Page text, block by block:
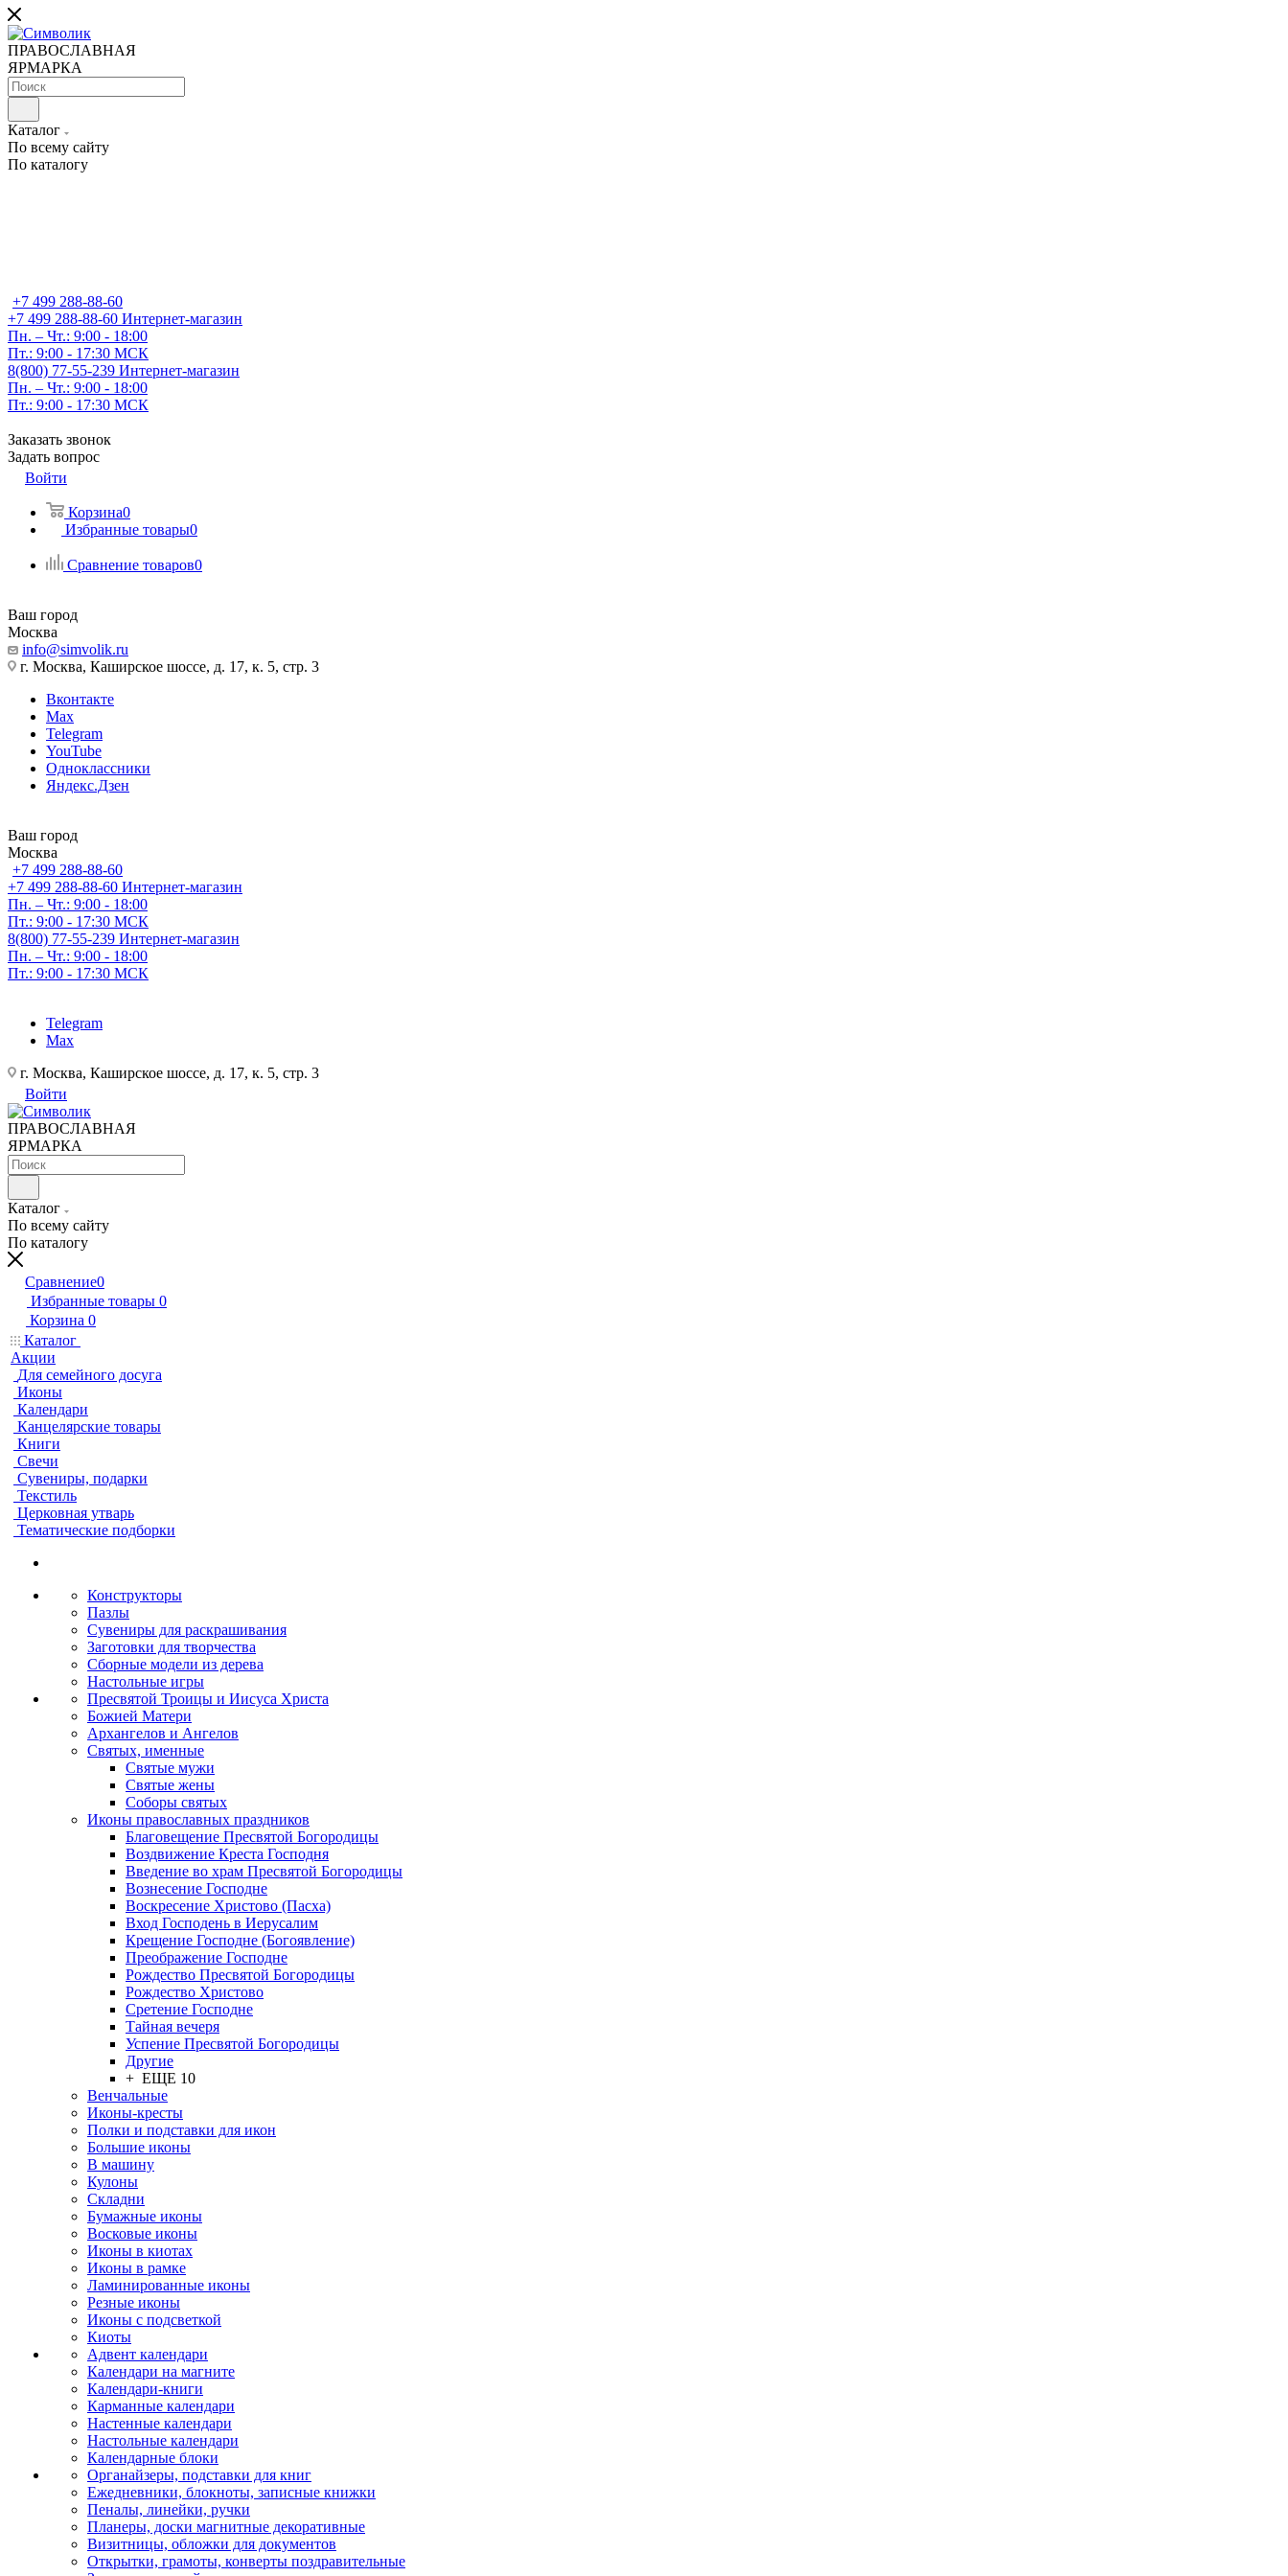
ПРАВОСЛАВНАЯ
ЯРМАРКА
Каталог
По всему сайту
По каталогу
+7 499 288-88-60
+7 499 288-88-60 Интернет-магазин
Пн. – Чт.: 9:00 - 18:00
Пт.: 9:00 - 17:30 МСК
8(800) 77-55-239 Интернет-магазин
Пн. – Чт.: 9:00 - 18:00
Пт.: 9:00 - 17:30 МСК
Заказать звонок
Задать вопрос
Войти
Корзина0
Избранные товары0
Сравнение товаров0
Ваш город
Москва
info@simvolik.ru
г. Москва, Каширское шоссе, д. 17, к. 5, стр. 3
Вконтакте
Max
Telegram
YouTube
Одноклассники
Яндекс.Дзен
Ваш город
Москва
+7 499 288-88-60
+7 499 288-88-60 Интернет-магазин
Пн. – Чт.: 9:00 - 18:00
Пт.: 9:00 - 17:30 МСК
8(800) 77-55-239 Интернет-магазин
Пн. – Чт.: 9:00 - 18:00
Пт.: 9:00 - 17:30 МСК
Telegram
Max
г. Москва, Каширское шоссе, д. 17, к. 5, стр. 3
Войти
ПРАВОСЛАВНАЯ
ЯРМАРКА
Каталог
По всему сайту
По каталогу
Сравнение0
Избранные товары 0
Корзина 0
Каталог
Акции
Для семейного досуга
Иконы
Календари
Канцелярские товары
Книги
Свечи
Сувениры, подарки
Текстиль
Церковная утварь
Тематические подборки
Конструкторы
Пазлы
Сувениры для раскрашивания
Заготовки для творчества
Сборные модели из дерева
Настольные игры
Пресвятой Троицы и Иисуса Христа
Божией Матери
Архангелов и Ангелов
Святых, именные
Святые мужи
Святые жены
Соборы святых
Иконы православных праздников
Благовещение Пресвятой Богородицы
Воздвижение Креста Господня
Введение во храм Пресвятой Богородицы
Вознесение Господне
Воскресение Христово (Пасха)
Вход Господень в Иерусалим
Крещение Господне (Богоявление)
Преображение Господне
Рождество Пресвятой Богородицы
Рождество Христово
Сретение Господне
Тайная вечеря
Успение Пресвятой Богородицы
Другие
+ ЕЩЕ 10
Венчальные
Иконы-кресты
Полки и подставки для икон
Большие иконы
В машину
Кулоны
Складни
Бумажные иконы
Восковые иконы
Иконы в киотах
Иконы в рамке
Ламинированные иконы
Резные иконы
Иконы с подсветкой
Киоты
Адвент календари
Календари на магните
Календари-книги
Карманные календари
Настенные календари
Настольные календари
Календарные блоки
Органайзеры, подставки для книг
Ежедневники, блокноты, записные книжки
Пеналы, линейки, ручки
Планеры, доски магнитные декоративные
Визитницы, обложки для документов
Открытки, грамоты, конверты поздравительные